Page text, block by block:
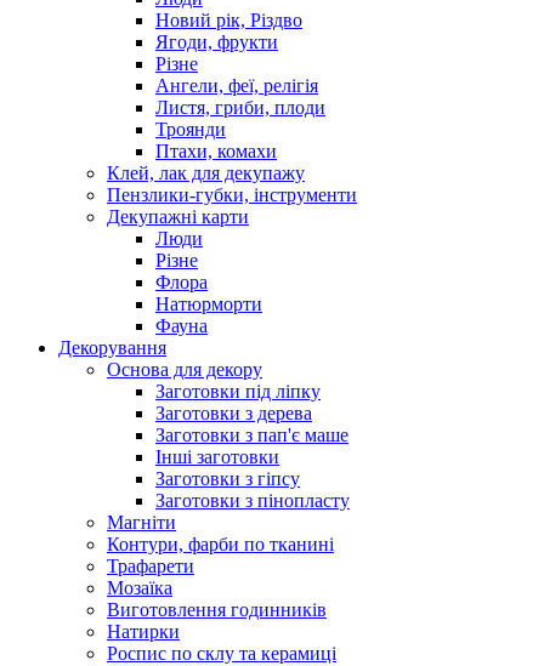
Новий рік, Різдво
Ягоди, фрукти
Різне
Ангели, феї, релігія
Листя, гриби, плоди
Троянди
Птахи, комахи
Клей, лак для декупажу
Пензлики-губки, інструменти
Декупажні карти
Люди
Різне
Флора
Натюрморти
Фауна
Декорування
Основа для декору
Заготовки під ліпку
Заготовки з дерева
Заготовки з пап'є маше
Інші заготовки
Заготовки з гіпсу
Заготовки з пінопласту
Магніти
Контури, фарби по тканині
Трафарети
Мозаїка
Виготовлення годинників
Натирки
Роспис по склу та керамиці